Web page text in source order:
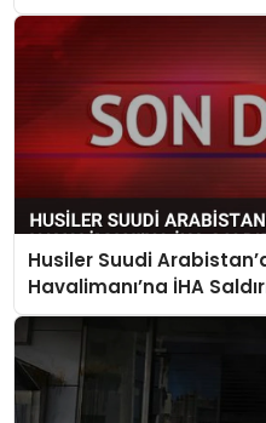
Husiler Suudi
Havalimanı’na İHA